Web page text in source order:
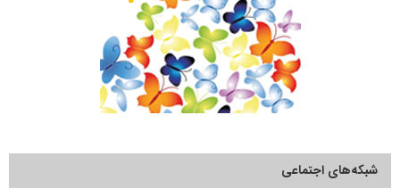
شبکه‌های اجتماعی